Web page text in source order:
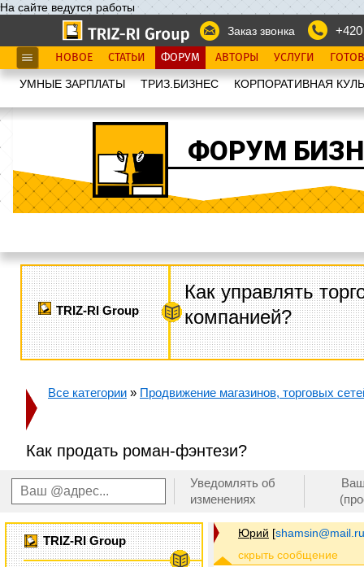
На сайте ведутся работы
Заказ звонка
НОВОЕ СТАТЬИ ФОРУМ АВТОРЫ УСЛУГИ
УМНЫЕ ЗАРПЛАТЫ ТРИЗ.БИЗНЕС КОРПОРАТИВНАЯ
ФОРУМ
TRIZ-RI Group
Как управлять
компанией?
Все категории » Продвижение магазинов, торговых
Как продать роман-фэнтези?
Уведомлять об
изменениях
TRIZ-RI Group
Юрий [shamsin@mail.ru